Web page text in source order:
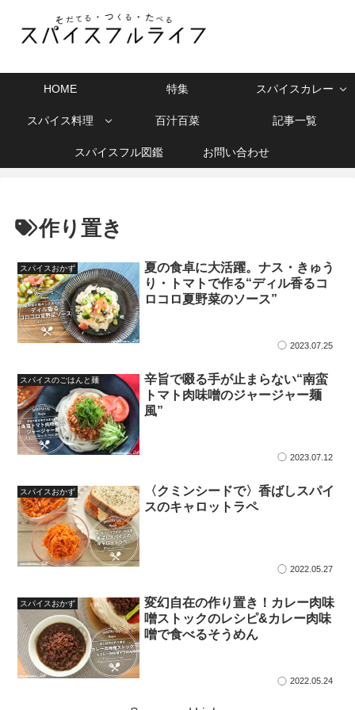
HOME 特集 スパイスカレー
スパイス料理 百汁百菜 記事一覧
スパイスフル図鑑 お問い合わせ
作り置き
スパイスおかず
夏の食卓に大活躍。ナス・きゅう
り・トマトで作る“ディル香るコ
ロコロ夏野菜のソース”
2023.07.25
スパイスのごはんと麺
辛旨で啜る手が止まらない“南蛮
トマト肉味噌のジャージャー麺
風”
2023.07.12
スパイスおかず
〈クミンシードで〉香ばしスパイ
スのキャロットラペ
2022.05.27
スパイスおかず
変幻自在の作り置き！カレー肉味
噌ストックのレシピ&カレー肉味
噌で食べるそうめん
2022.05.24